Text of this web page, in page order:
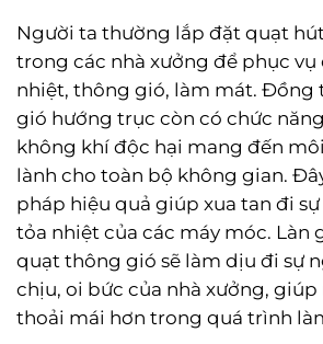
Người ta thường lắp đặt quạt
trong các nhà xưởng để phục vụ
nhiệt, thông gió, làm mát. Đồng
gió hướng trục còn có chức
không khí độc hại mang đến
lành cho toàn bộ không gian.
pháp hiệu quả giúp xua tan đi
tỏa nhiệt của các máy móc. Làn
quạt thông gió sẽ làm dịu đi sự
chịu, oi bức của nhà xưởng,
thoải mái hơn trong quá trình